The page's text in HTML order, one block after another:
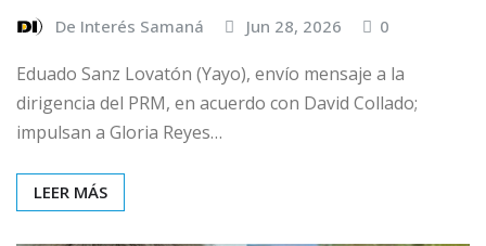
De Interés Samaná Jun 28, 2026 0
Eduado Sanz Lovatón (Yayo), envío mensaje a la
dirigencia del PRM, en acuerdo con David Collado;
impulsan a Gloria Reyes…
LEER MÁS